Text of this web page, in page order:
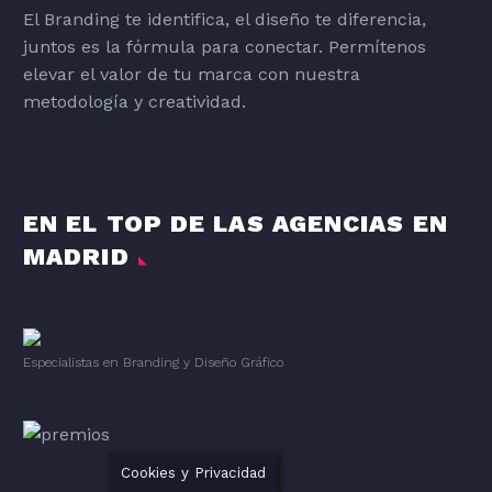
El Branding te identifica, el diseño te diferencia,
juntos es la fórmula para conectar. Permítenos
elevar el valor de tu marca con nuestra
metodología y creatividad.
EN EL TOP DE LAS AGENCIAS EN
MADRID
Especialistas en Branding y Diseño Gráfico
Cookies y Privacidad